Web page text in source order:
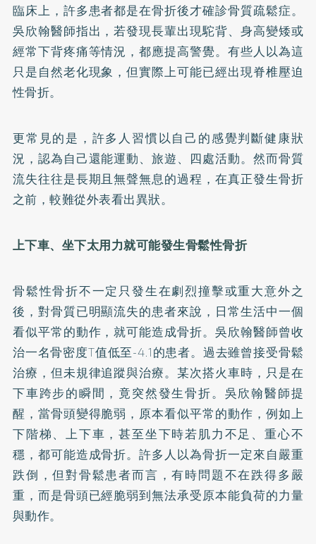
臨床上，許多患者都是在骨折後才確診骨質疏鬆症。
吳欣翰醫師指出，若發現長輩出現駝背、身高變矮或
經常下背疼痛等情況，都應提高警覺。有些人以為這
只是自然老化現象，但實際上可能已經出現脊椎壓迫
性骨折。
更常見的是，許多人習慣以自己的感覺判斷健康狀
況，認為自己還能運動、旅遊、四處活動。然而骨質
流失往往是長期且無聲無息的過程，在真正發生骨折
之前，較難從外表看出異狀。
上下車、坐下太用力就可能發生骨鬆性骨折
骨鬆性骨折不一定只發生在劇烈撞擊或重大意外之
後，對骨質已明顯流失的患者來說，日常生活中一個
看似平常的動作，就可能造成骨折。吳欣翰醫師曾收
治一名骨密度T值低至-4.1的患者。過去雖曾接受骨鬆
治療，但未規律追蹤與治療。某次搭火車時，只是在
下車跨步的瞬間，竟突然發生骨折。吳欣翰醫師提
醒，當骨頭變得脆弱，原本看似平常的動作，例如上
下階梯、上下車，甚至坐下時若肌力不足、重心不
穩，都可能造成骨折。許多人以為骨折一定來自嚴重
跌倒，但對骨鬆患者而言，有時問題不在跌得多嚴
重，而是骨頭已經脆弱到無法承受原本能負荷的力量
與動作。